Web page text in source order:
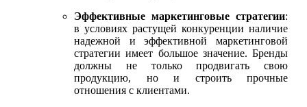
Эффективные маркетинговые стратегии:
в условиях растущей конкуренции наличие
надежной и эффективной маркетинговой
стратегии имеет большое значение. Бренды
должны не только продвигать свою
продукцию, но и строить прочные
отношения с клиентами.